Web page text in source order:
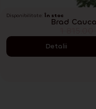
Disponibilitate: În stoc
Brad
Detalii